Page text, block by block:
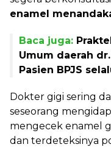
enamel
Baca juga:
Umum daerah
Pasien BPJS
Dokter gigi sering
seseorang
mengecek enamel
dan terdeteksinya